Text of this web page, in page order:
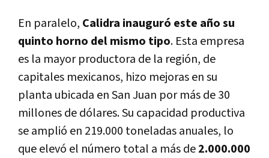
En paralelo, Calidra inauguró este año su
quinto horno del mismo tipo. Esta empresa
es la mayor productora de la región, de
capitales mexicanos, hizo mejoras en su
planta ubicada en San Juan por más de 30
millones de dólares. Su capacidad productiva
se amplió en 219.000 toneladas anuales, lo
que elevó el número total a más de2.000.000